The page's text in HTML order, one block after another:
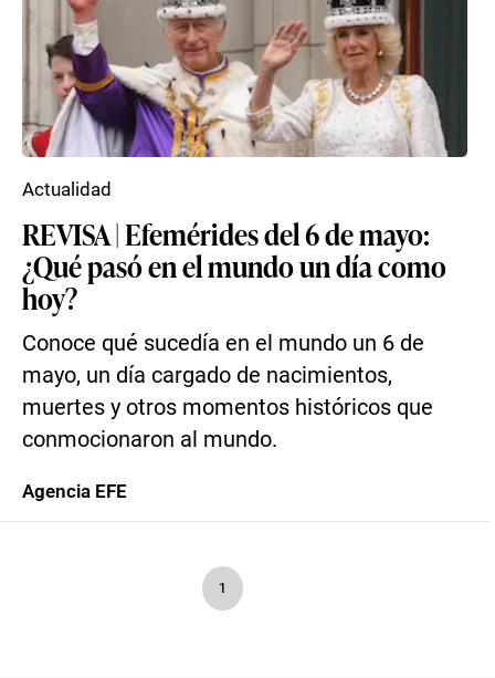
REVISA | Efemérides del 6 de mayo:
¿Qué pasó en el mundo un día como
hoy?
Conoce qué sucedía en el mundo un 6 de
mayo, un día cargado de nacimientos,
muertes y otros momentos históricos que
conmocionaron al mundo.
Actualidad
Agencia EFE
1